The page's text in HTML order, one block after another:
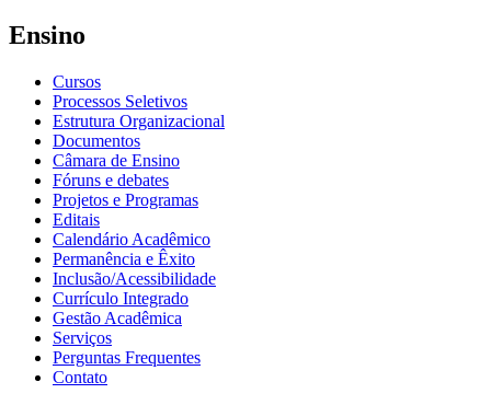
Ensino
Cursos
Processos Seletivos
Estrutura Organizacional
Documentos
Câmara de Ensino
Fóruns e debates
Projetos e Programas
Editais
Calendário Acadêmico
Permanência e Êxito
Inclusão/Acessibilidade
Currículo Integrado
Gestão Acadêmica
Serviços
Perguntas Frequentes
Contato